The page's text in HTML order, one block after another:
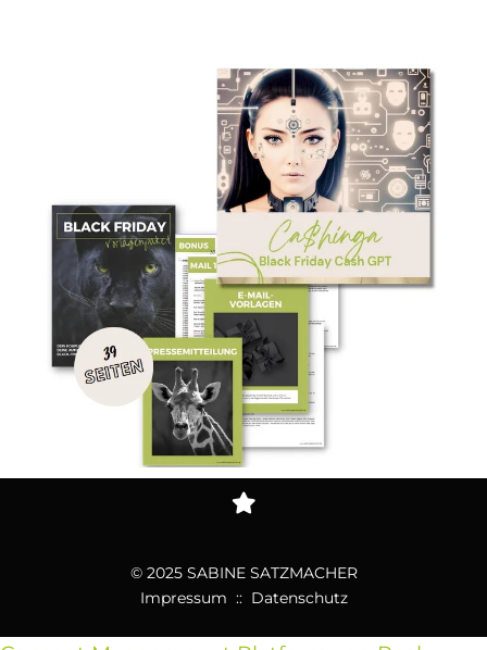
© 2025 SABINE SATZMACHER
Impressum :: Datenschutz